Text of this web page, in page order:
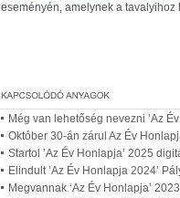
eseményén, amelynek a
Még van lehetőség nevezni ’Az
Október 30-án zárul Az Év
Startol ’Az Év Honlapja’ 2025
Elindult ’Az Év Honlapja 2024’
Megvannak ‘Az Év Honlapja’